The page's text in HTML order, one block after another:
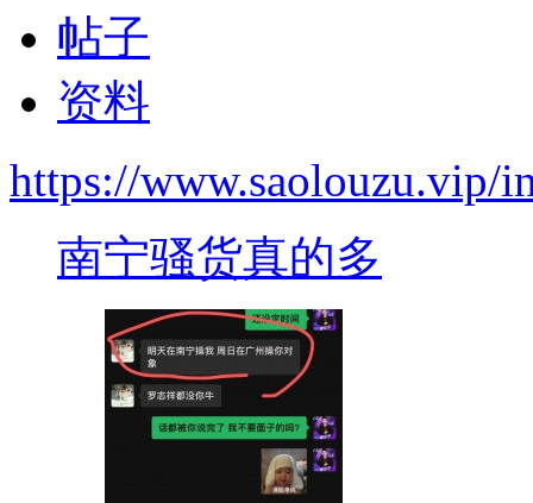
帖子
资料
https://www.saolouzu.vip/
南宁骚货真的多